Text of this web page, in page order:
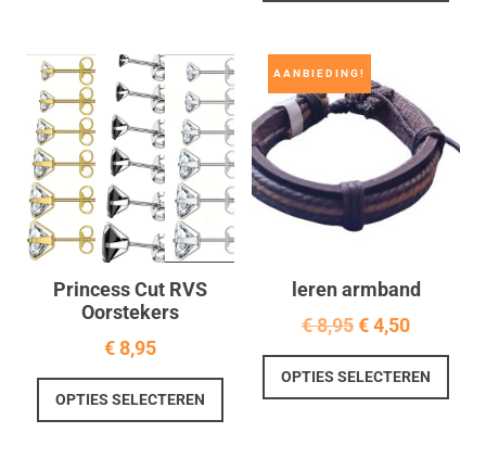
kan
Princess Cut RVS
Oorstekers
€8,95
OPTIES SELECTEREN
Dit
AANBIEDING!
leren armband
€8,95
prijs
was:
€4,50Huidige
prijs
is:
OPTIES SELECTEREN
Dit